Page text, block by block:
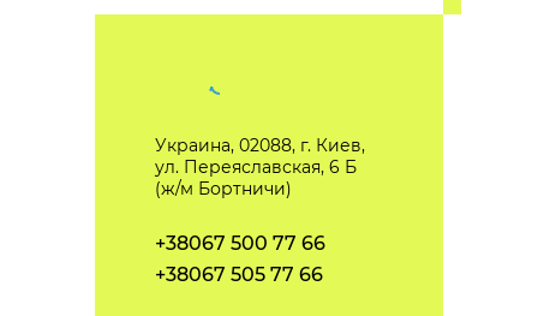
Украина, 02088, г. Киев,
ул. Переяславская, 6 Б
(ж/м Бортничи)
+38067 500 77 66
+38067 505 77 66